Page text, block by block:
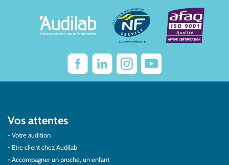
Vos attentes
Votre audition
Etre client chez Audilab
Accompagner un proche, un enfant